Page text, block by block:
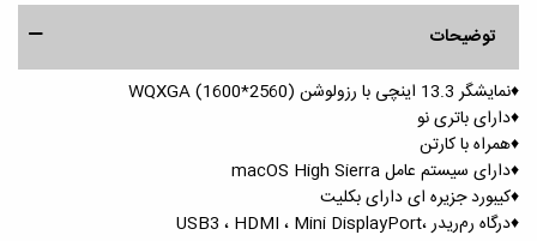
توضیحات
♦️نمایشگر 13.3 اینچی با رزولوشن (2560*1600) WQXGA
♦️دارای باتری نو
♦️همراه با کارتن
♦️دارای سیستم عامل macOS High Sierra
♦️کیبورد جزیره ای دارای بکلیت
♦️درگاه رم‌ریدر ،USB3 ، HDMI ، Mini DisplayPort